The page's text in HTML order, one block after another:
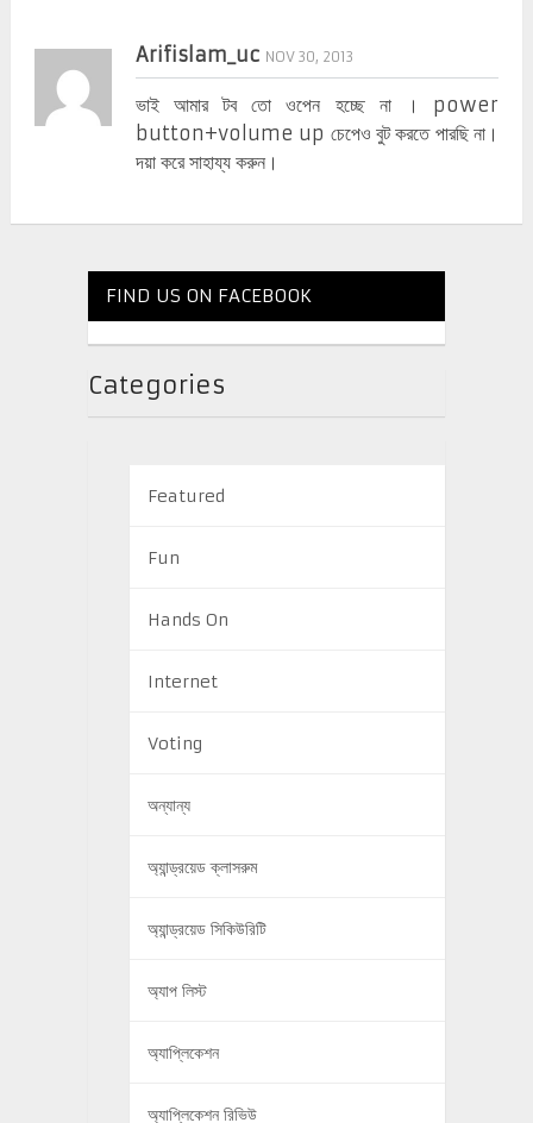
Arifislam_uc NOV 30, 2013
ভাই আমার টব তো ওপেন হচ্ছে না । power
button+volume up চেপেও বুট করতে পারছি না।
দয়া করে সাহায্য করুন।
FIND US ON FACEBOOK
Categories
Featured
Fun
Hands On
Internet
Voting
অন্যান্য
অ্যান্ড্রয়েড ক্লাসরুম
অ্যান্ড্রয়েড সিকিউরিটি
অ্যাপ লিস্ট
অ্যাপ্লিকেশন
অ্যাপ্লিকেশন রিভিউ